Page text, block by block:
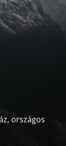
országos